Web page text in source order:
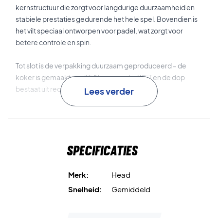
kernstructuur die zorgt voor langdurige duurzaamheid en
stabiele prestaties gedurende het hele spel. Bovendien is
het vilt speciaal ontworpen voor padel, wat zorgt voor
betere controle en spin.
Tot slot is de verpakking duurzaam geproduceerd – de
koker is gemaakt van 35 % gerecycled PET en de dop
bestaat uit recyclebaar polypropyleen.
Lees verder
Specificaties
Merk:
Head
Snelheid:
Gemiddeld